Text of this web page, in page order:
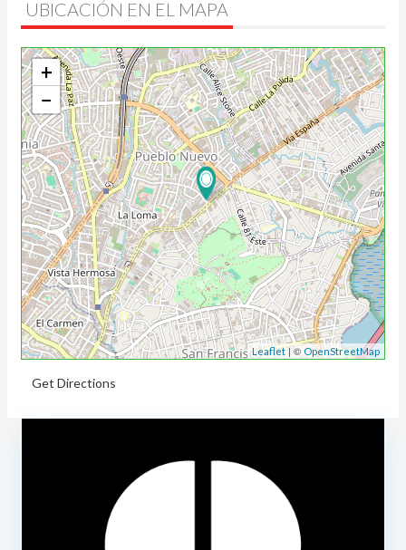
UBICACIÓN EN EL MAPA
+
−
Leaflet| © OpenStreetMap
Get Directions